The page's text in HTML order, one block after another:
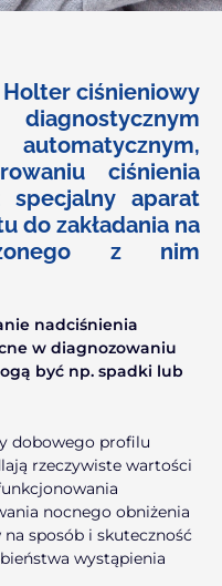
Holter ciśnieniowy
ciśnienia
aparat
do zakładania na
z nim
nadciśnienia
w diagnozowaniu
być np. spadki lub
dobowego profilu
rzeczywiste wartości
nocnego obniżenia
na sposób i skuteczność
wystąpienia